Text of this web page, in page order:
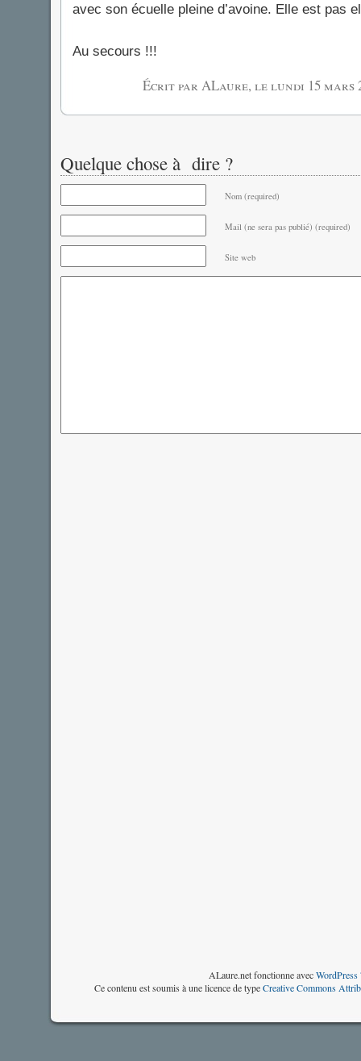
avec son écuelle pleine d’avoine. Elle est pas
Au secours !!!
Écrit par ALaure, lelundi 15 mars
Quelque chose à dire ?
Nom (required)
Mail (ne sera pas publié) (required)
Site web
ALaure.net fonctionne avecWordPress
Ce contenu est soumis à une licence de typeCreative Commons